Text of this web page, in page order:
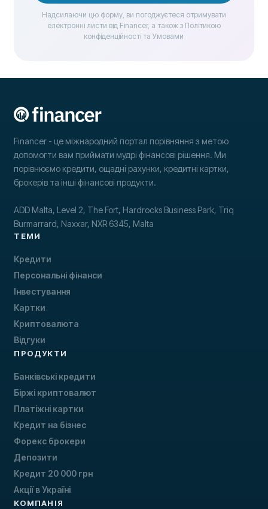
Надсилаючи цю форму, ви погоджуєтеся отримувати
електронні листи від Financer, а також з Політикою
конфіденційності та Умовами
Financer - це міжнародний портал порівняння з метою
допомогти вам приймати мудрі фінансові рішення. Ми
порівнюємо кредити, ощадні рахунки, кредитні картки,
брокерів та інші фінансові продукти.
ADD Malta, Level 2, The Fort, Hardrocks Business Park, Triq
Burmarrard, Naxxar, NXR 6345, Malta
ТЕМИ
Кредити
Персональні фінанси
Інвестування
Картки
Криптовалюта
Відгуки
ПРОДУКТИ
Банківські кредити
Біржі криптовалют
Платіжні картки
Кредит на бізнес
Форекс брокери
Депозити
Кредит 20 000 грн
Акції в Україні
КОМПАНІЯ